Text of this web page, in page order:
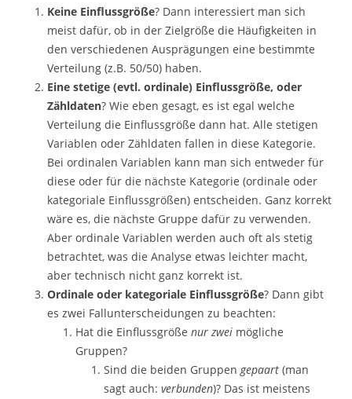
Keine Einflussgröße? Dann interessiert man sich
meist dafür, ob in der Zielgröße die Häufigkeiten in
den verschiedenen Ausprägungen eine bestimmte
Verteilung (z.B. 50/50) haben.
Eine stetige (evtl. ordinale) Einflussgröße, oder
Zähldaten? Wie eben gesagt, es ist egal welche
Verteilung die Einflussgröße dann hat. Alle stetigen
Variablen oder Zähldaten fallen in diese Kategorie.
Bei ordinalen Variablen kann man sich entweder für
diese oder für die nächste Kategorie (ordinale oder
kategoriale Einflussgrößen) entscheiden. Ganz korrekt
wäre es, die nächste Gruppe dafür zu verwenden.
Aber ordinale Variablen werden auch oft als stetig
betrachtet, was die Analyse etwas leichter macht,
aber technisch nicht ganz korrekt ist.
Ordinale oder kategoriale Einflussgröße? Dann gibt
es zwei Fallunterscheidungen zu beachten:
Hat die Einflussgröße nur zwei mögliche
Gruppen?
Sind die beiden Gruppengepaart (man
sagt auch: verbunden)? Das ist meistens